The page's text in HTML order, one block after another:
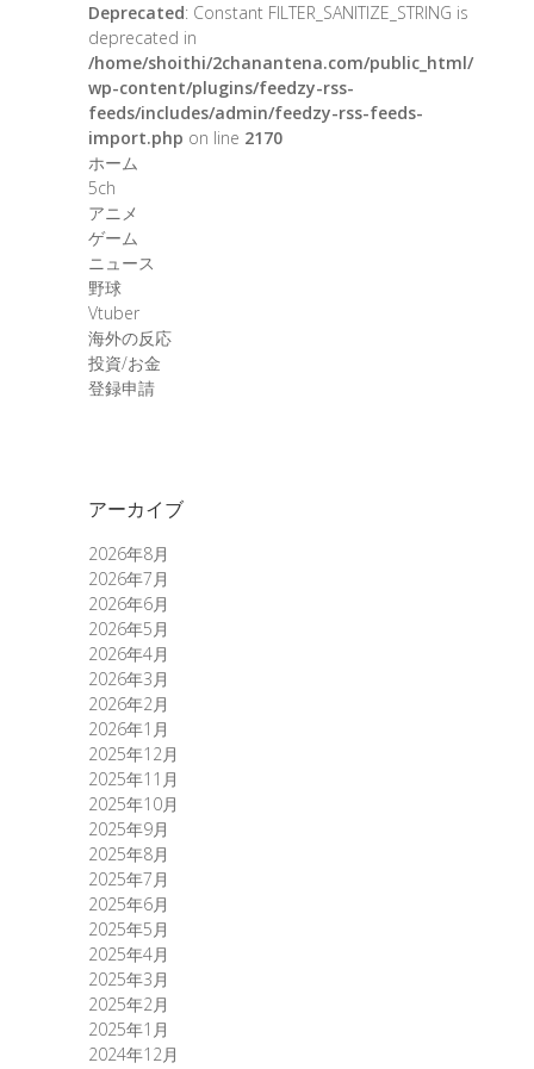
Deprecated: Constant FILTER_SANITIZE_STRING is
deprecated in
/home/shoithi/2chanantena.com/public_html/
wp-content/plugins/feedzy-rss-
feeds/includes/admin/feedzy-rss-feeds-
import.php on line 2170
ホーム
5ch
アニメ
ゲーム
ニュース
野球
Vtuber
海外の反応
投資/お金
登録申請
アーカイブ
2026年8月
2026年7月
2026年6月
2026年5月
2026年4月
2026年3月
2026年2月
2026年1月
2025年12月
2025年11月
2025年10月
2025年9月
2025年8月
2025年7月
2025年6月
2025年5月
2025年4月
2025年3月
2025年2月
2025年1月
2024年12月